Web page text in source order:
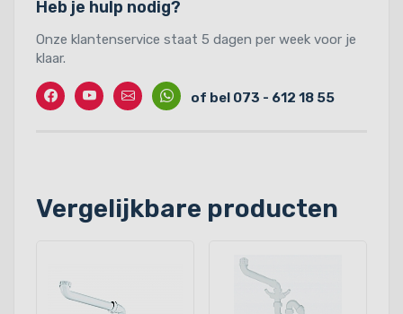
Heb je hulp nodig?
Onze klantenservice staat 5 dagen per week voor je
klaar.
Facebook
TwitterContactWhatssapp
of bel 073 - 612 18 55
Vergelijkbare producten